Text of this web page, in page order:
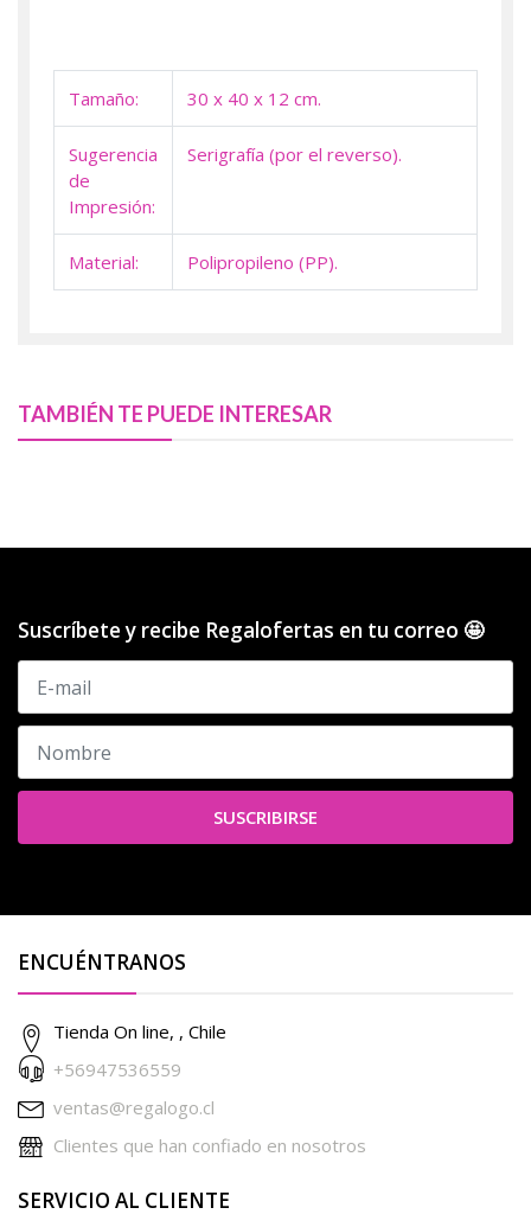
Tamaño: 30 x 40 x 12 cm.
Sugerencia
de
Impresión:
Serigrafía (por el reverso).
Material: Polipropileno (PP).
TAMBIÉN TE PUEDE INTERESAR
Suscríbete y recibe Regalofertas en tu correo 🤩
SUSCRIBIRSE
ENCUÉNTRANOS
Tienda On line, , Chile
+56947536559
ventas@regalogo.cl
Clientes que han confiado en nosotros
SERVICIO AL CLIENTE